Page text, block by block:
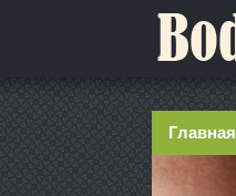
Главная